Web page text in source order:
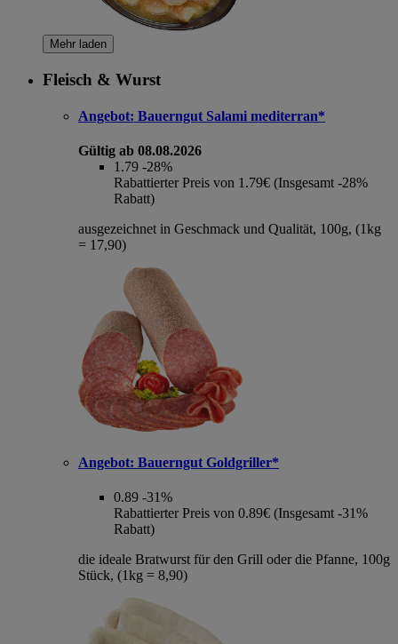
Mehr laden
Fleisch & Wurst
Angebot: Bauerngut Salami mediterran*
Gültig ab 08.08.2026
1.79 -28%
Rabattierter Preis von 1.79€ (Insgesamt -28%
Rabatt)
ausgezeichnet in Geschmack und Qualität, 100g, (1kg
= 17,90)
Angebot: Bauerngut Goldgriller*
0.89 -31%
Rabattierter Preis von 0.89€ (Insgesamt -31%
Rabatt)
die ideale Bratwurst für den Grill oder die Pfanne, 100g
Stück, (1kg = 8,90)